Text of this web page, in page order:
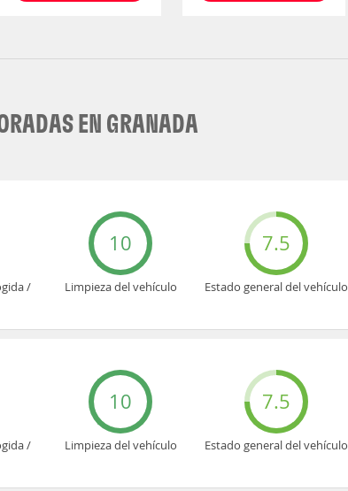
EN GRANADA
/
10
Limpieza del vehículo
7.5
Estado general del vehículo
/
10
Limpieza del vehículo
7.5
Estado general del vehículo